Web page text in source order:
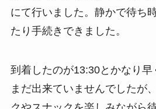
にて行いました。静かで待ち
たり手続きできました。
到着したのが13:30とかなり
まだ出来ていませんでしたが